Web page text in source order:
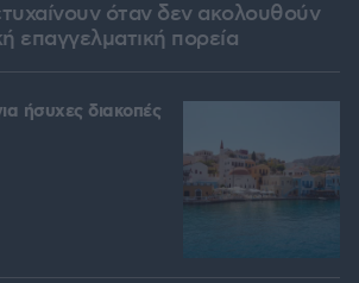
όταν δεν ακολουθούν
επαγγελματική πορεία
ήσυχες διακοπές